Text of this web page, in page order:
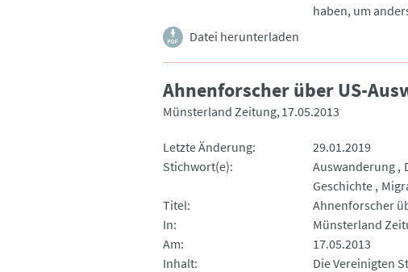
haben, um
Datei herunterladen
Ahnenforscher über US-
Münsterland Zeitung 17.05.2013
Letzte Änderung
29.01.2019
Stichwort(e)
Auswanderung
Geschichte
Titel
Ahnenforscher
In
Münsterland
Am
17.05.2013
Inhalt
Die Vereinigten